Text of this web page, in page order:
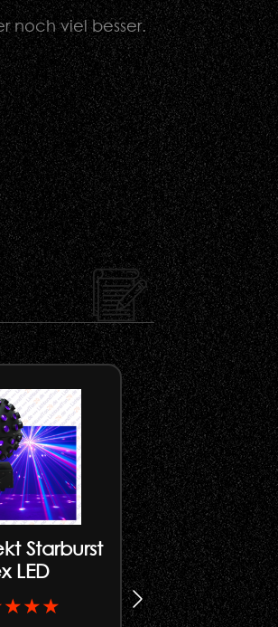
noch viel besser.
Starburst
LED
Ständer
Apesticks